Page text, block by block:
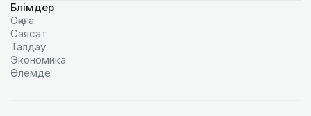
Бөлімдер
Оқиға
Саясат
Талдау
Экономика
Әлемде